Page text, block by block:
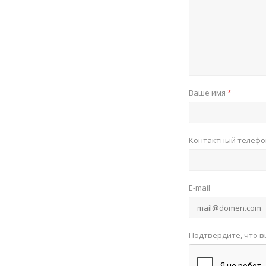
Ваше имя *
Контактный
E-mail
Подтвердите, что